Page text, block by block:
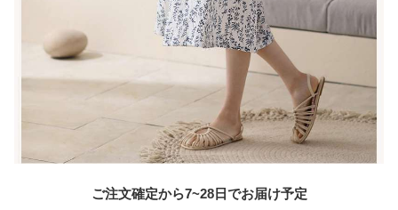
ご注文確定から7~28日でお届け予定